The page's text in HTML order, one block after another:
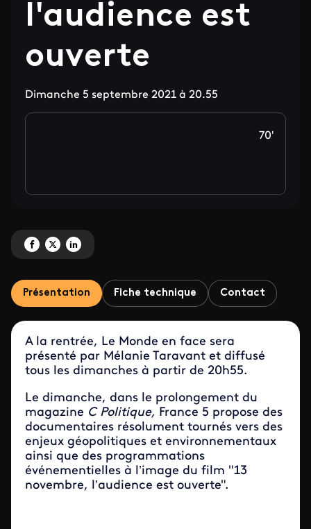
l'audience est
ouverte
Dimanche 5 septembre 2021 à 20.55
70'
Partagez '13 novembre : l'audience est ouverte' sur Facebook
Partagez '13 novembre : l'audience est ouverte' sur X
Partagez '13 novembre : l'audience est ouverte' sur LinkedIn
Présentation Fiche technique Contact
A la rentrée, Le Monde en face sera
présenté par Mélanie Taravant et diffusé
tous les dimanches à partir de 20h55.
Le dimanche, dans le prolongement du
magazine C Politique, France 5 propose des
documentaires résolument tournés vers des
enjeux géopolitiques et environnementaux
ainsi que des programmations
événementielles à l’image du film "13
novembre, l’audience est ouverte".